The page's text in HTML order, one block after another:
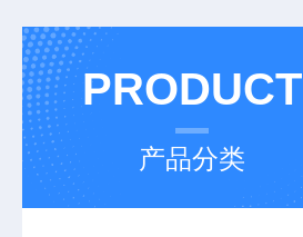
PRODUCT
产品分类